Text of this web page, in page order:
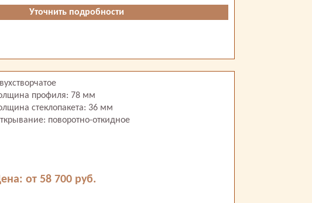
Уточнить подробности
профиля: 78 мм
стеклопакета: 36 мм
поворотно-откидное
от 58 700 руб.